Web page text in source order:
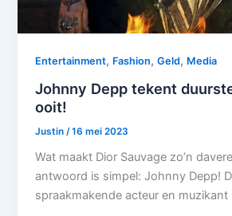
Entertainment, Fashion,Geld, Media
Johnny Depp tekent
ooit!
Justin /16 mei 2023
Wat maakt Dior Sauvage zo’n
antwoord is simpel: Johnny Depp!
spraakmakende acteur en muzikant